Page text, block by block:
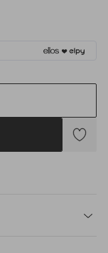
Legg